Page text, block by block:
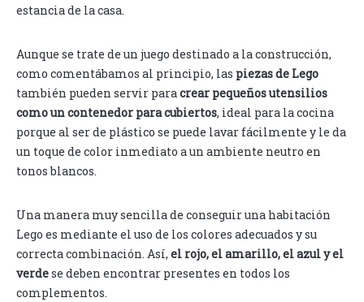
estancia de la casa.
Aunque se trate de un juego destinado a la construcción,
como comentábamos al principio, las piezas de Lego
también pueden servir paracrear pequeños utensilios
como un contenedor para cubiertos, ideal para la cocina
porque al ser de plástico se puede lavar fácilmente y le da
un toque de color inmediato a un ambiente neutro en
tonos blancos.
Una manera muy sencilla de conseguir una habitación
Lego es mediante el uso de los colores adecuados y su
correcta combinación. Así, el rojo, el amarillo, el azul y el
verdese deben encontrar presentes en todos los
complementos.